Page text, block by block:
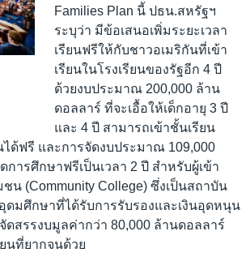
Families Plan นี้ ปธน.สหรัฐฯ
ระบุว่า มีข้อเสนอเพิ่มระยะเวลา
เรียนฟรีให้กับชาวอเมริกันที่เข้า
เรียนในโรงเรียนของรัฐอีก 4 ปี
ด้วยงบประมาณ 200,000 ล้าน
ดอลลาร์ ที่จะเอื้อให้เด็กอายุ 3 ปี
และ 4 ปี สามารถเข้าชั้นเรียน
ได้ฟรี และการจัดงบประมาณ 109,000
การศึกษาฟรีเป็นเวลา 2 ปี สำหรับผู้เข้า
น (Community College) ซึ่งเป็นสถาบัน
ดมศึกษาที่ได้รับการรับรองและเงินอุดหนุน
ดสรรงบมูลค่ากว่า 80,000 ล้านดอลลาร์
นที่ยากจนด้วย